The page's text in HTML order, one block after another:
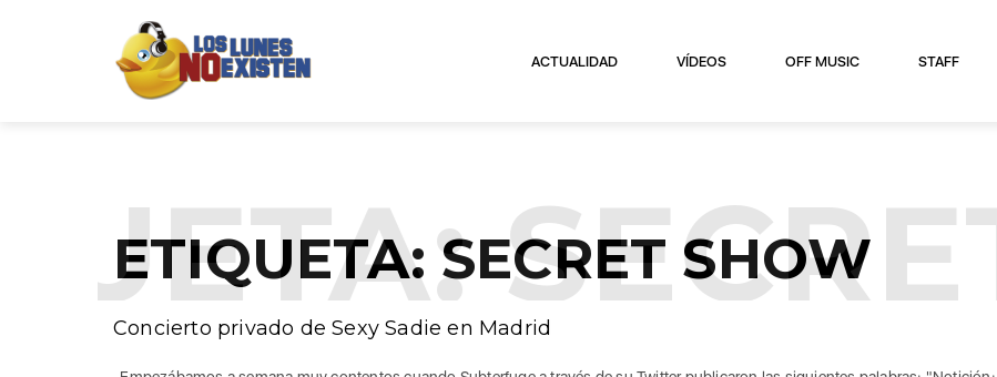
ACTUALIDAD VÍDEOS OFF MUSIC STAFF
ETIQUETA:SECRET SHOW
Concierto privado de Sexy Sadie en Madrid